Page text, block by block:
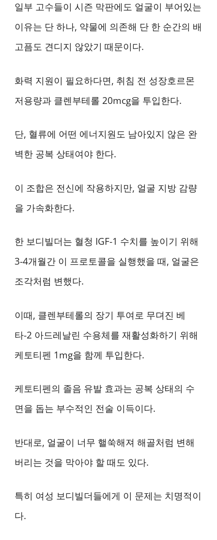
일부 고수들이 시즌 막판에도 얼굴이 부어있는
이유는 단 하나, 약물에 의존해 단 한 순간의 배
고픔도 견디지 않았기 때문이다.
화력 지원이 필요하다면, 취침 전 성장호르몬
저용량과 클렌부테롤 20mcg을 투입한다.
단, 혈류에 어떤 에너지원도 남아있지 않은 완
벽한 공복 상태여야 한다.
이 조합은 전신에 작용하지만, 얼굴 지방 감량
을 가속화한다.
한 보디빌더는 혈청 IGF-1 수치를 높이기 위해
3-4개월간 이 프로토콜을 실행했을 때, 얼굴은
조각처럼 변했다.
이때, 클렌부테롤의 장기 투여로 무뎌진 베
타-2 아드레날린 수용체를 재활성화하기 위해
케토티펜 1mg을 함께 투입한다.
케토티펜의 졸음 유발 효과는 공복 상태의 수
면을 돕는 부수적인 전술 이득이다.
반대로, 얼굴이 너무 핼쑥해져 해골처럼 변해
버리는 것을 막아야 할 때도 있다.
특히 여성 보디빌더들에게 이 문제는 치명적이
다.